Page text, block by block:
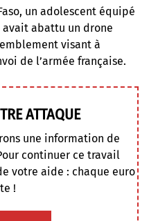
un adolescent équipé
avait abattu un drone
visant à
de l’armée française.
ATTAQUE
une information de
continuer ce travail
votre aide : chaque euro
!